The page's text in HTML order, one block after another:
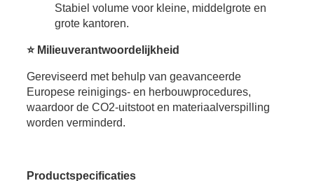
Stabiel volume voor kleine, middelgrote en
grote kantoren.
⭐ Milieuverantwoordelijkheid
Gereviseerd met behulp van geavanceerde
Europese reinigings- en herbouwprocedures,
waardoor de CO2-uitstoot en materiaalverspilling
worden verminderd.
Productspecificaties